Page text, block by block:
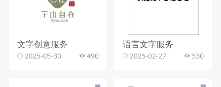
文字创意服务
2025-05-30 490
语言文字服务
2025-02-27 530